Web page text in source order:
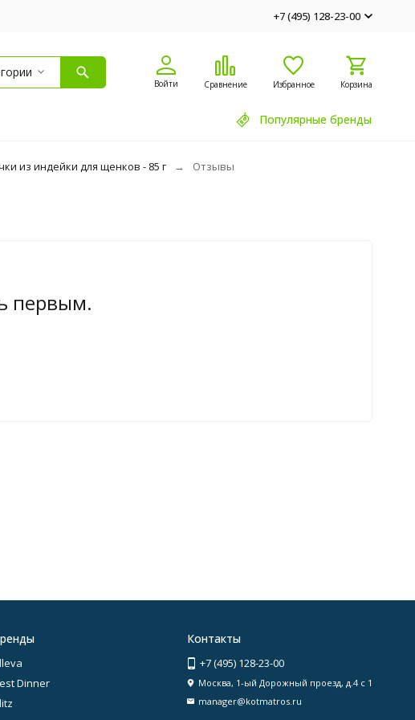
+7 (495) 128-23-00
Войти Сравнение Избранное Корзина
Популярные бренды
из индейки для щенков - 85 г Отзывы
первым.
Dinner
Контакты
+7 (495) 128-23-00
Москва, 1-ый Дорожный проезд, д.4 с 1
manager@kotmatros.ru